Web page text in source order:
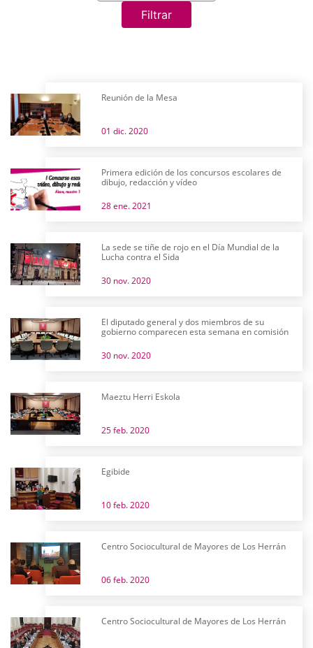
Filtrar
Reunión de la Mesa
01 dic. 2020
Primera edición de los concursos escolares de
dibujo, redacción y vídeo
28 ene. 2021
La sede se tiñe de rojo en el Día Mundial de la
Lucha contra el Sida
30 nov. 2020
El diputado general y dos miembros de su
gobierno comparecen esta semana en comisión
30 nov. 2020
Maeztu Herri Eskola
25 feb. 2020
Egibide
10 feb. 2020
Centro Sociocultural de Mayores de Los Herrán
06 feb. 2020
Centro Sociocultural de Mayores de Los Herrán